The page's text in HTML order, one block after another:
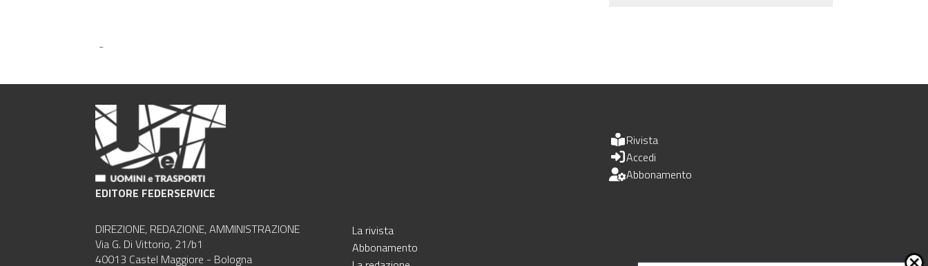
-
EDITORE FEDERSERVICE
DIREZIONE, REDAZIONE, AMMINISTRAZIONE
Via G. Di Vittorio, 21/b1
40013 Castel Maggiore - Bologna
La rivista
Abbonamento
Rivista
Accedi
Abbonamento